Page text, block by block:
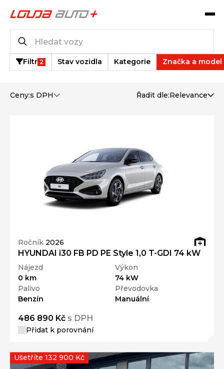
Filtr 2 Stav vozidla Kategorie Značka a model
Ceny:s DPH Řadit dle:Relevance
Ročník 2026
HYUNDAI i30 FB PD PE Style 1,0 T-GDI 74 kW
Nájezd
0 km
Výkon
74 kW
Palivo
Benzín
Převodovka
Manuální
486 890 Kč s DPH
Přidat k porovnání
Ušetříte 132 900 Kč